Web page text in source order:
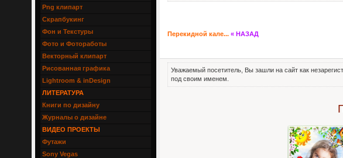
Перекидной кале... « НАЗАД
Уважаемый посетитель, Вы зашли на сайт как
под своим именем.
Png клипарт
Скрапбукинг
Фон и Текстуры
Фото и Фотоработы
Векторный клипарт
Рисованная графика
Lightroom & inDesign
ЛИТЕРАТУРА
Книги по дизайну
Журналы о дизайне
ВИДЕО ПРОЕКТЫ
Футажи
Sony Vegas